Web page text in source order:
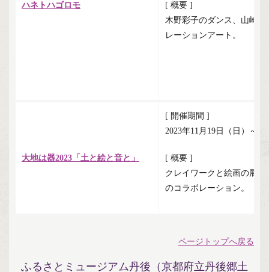
ハネトハゴロモ
[ 概要 ]
木野彩子のダンス、山崎
レーションアート。
大地は器2023「土と絵と音と」
[ 開催期間 ]
2023年11月19日（日）～
[ 概要 ]
クレイワークと絵画の展
のコラボレーション。
ページトップへ戻る
ふるさとミュージアム丹後（京都府立丹後郷土